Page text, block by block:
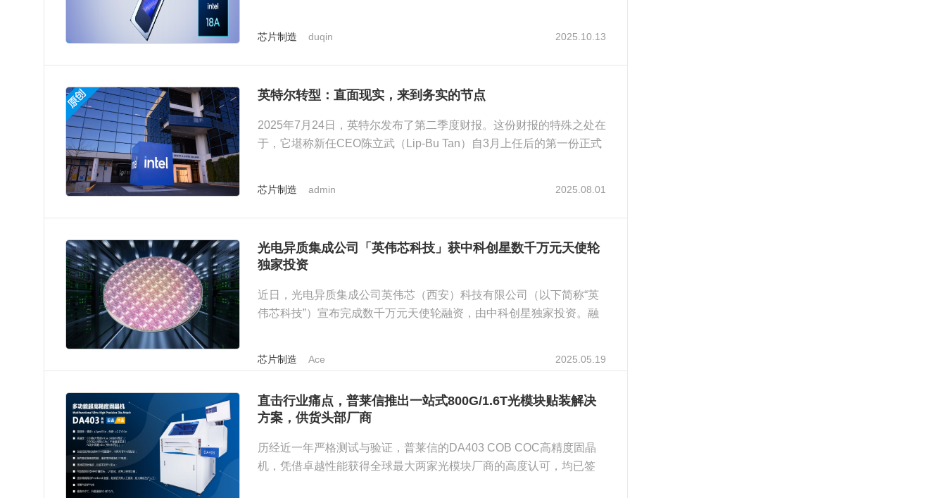
芯片制造 duqin 2025.10.13
英特尔转型：直面现实，来到务实的节点
2025年7月24日，英特尔发布了第二季度财报。这份财报的特殊之处在
于，它堪称新任CEO陈立武（Lip-Bu Tan）自3月上任后的第一份正式
芯片制造 admin 2025.08.01
光电异质集成公司「英伟芯科技」获中科创星数千万元天使轮
独家投资
​近日，光电异质集成公司英伟芯（西安）科技有限公司（以下简称“英
伟芯科技”）宣布完成数千万元天使轮融资，由中科创星独家投资。融
芯片制造 Ace 2025.05.19
直击行业痛点，普莱信推出一站式800G/1.6T光模块贴装解决
方案，供货头部厂商
历经近一年严格测试与验证，普莱信的DA403 COB COC高精度固晶
机，凭借卓越性能获得全球最大两家光模块厂商的高度认可，均已签